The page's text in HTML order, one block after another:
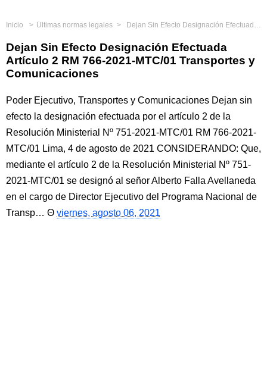
Inicio Últimas normas legales Dejan Sin Efecto Designación Efectuada Artículo 2 RM 766-2021-MTC/01 Transportes y Comunicaciones
Dejan Sin Efecto Designación Efectuada
Artículo 2 RM 766-2021-MTC/01 Transportes y
Comunicaciones
Poder Ejecutivo, Transportes y Comunicaciones Dejan sin
efecto la designación efectuada por el artículo 2 de la
Resolución Ministerial Nº 751-2021-MTC/01 RM 766-2021-
MTC/01 Lima, 4 de agosto de 2021 CONSIDERANDO: Que,
mediante el artículo 2 de la Resolución Ministerial Nº 751-
2021-MTC/01 se designó al señor Alberto Falla Avellaneda
en el cargo de Director Ejecutivo del Programa Nacional de
Transp…
viernes, agosto 06, 2021